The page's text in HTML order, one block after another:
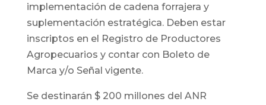
implementación de cadena forrajera y
suplementación estratégica. Deben estar
inscriptos en el Registro de Productores
Agropecuarios y contar con Boleto de
Marca y/o Señal vigente.
Se destinarán $ 200 millones del ANR